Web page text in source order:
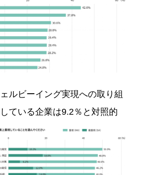
ルビーイング実現への取り組
ている企業は9.2％と対照的